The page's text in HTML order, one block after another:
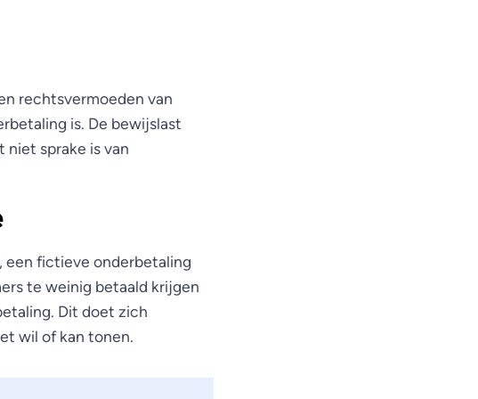
rechtsvermoeden van
is. De bewijslast
sprake is van
een fictieve onderbetaling
te weinig betaald krijgen
Dit doet zich
wil of kan tonen.